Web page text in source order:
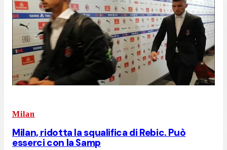
Milan
Milan, ridotta la squalifica di Rebic. Può
esserci con la Samp